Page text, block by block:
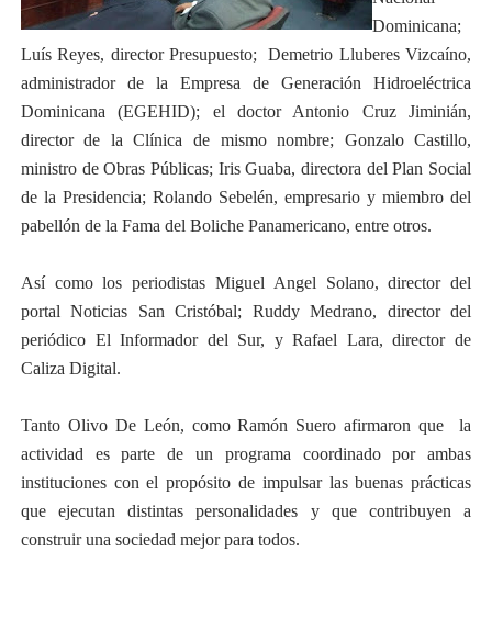
Dominicana;
Luís Reyes, director Presupuesto; Demetrio Lluberes Vizcaíno,
administrador de la Empresa de Generación Hidroeléctrica
Dominicana (EGEHID); el doctor Antonio Cruz Jiminián,
director de la Clínica de mismo nombre; Gonzalo Castillo,
ministro de Obras Públicas; Iris Guaba, directora del Plan Social
de la Presidencia; Rolando Sebelén, empresario y miembro del
pabellón de la Fama del Boliche Panamericano, entre otros.
Así como los periodistas Miguel Angel Solano, director del
portal Noticias San Cristóbal; Ruddy Medrano, director del
periódico El Informador del Sur, y Rafael Lara, director de
Caliza Digital.
Tanto Olivo De León, como Ramón Suero afirmaron que la
actividad es parte de un programa coordinado por ambas
instituciones con el propósito de impulsar las buenas prácticas
que ejecutan distintas personalidades y que contribuyen a
construir una sociedad mejor para todos.